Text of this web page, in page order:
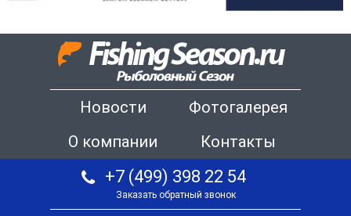
Новости
Фотогалерея
О компании
Контакты
+7 (499) 398 22 54
Заказать обратный звонок